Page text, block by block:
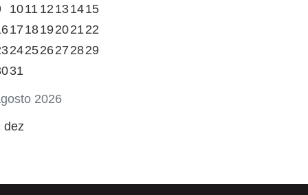
2026
1011 12 131415
17 1819202122
24252627 2829
31
dez